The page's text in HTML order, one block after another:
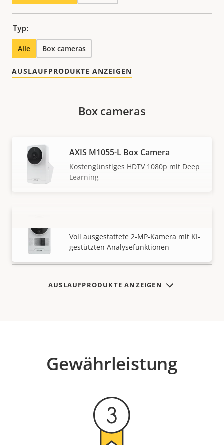
Typ:
Alle Box cameras
AUSLAUFPRODUKTE ANZEIGEN
MEHR ANZEIGEN
Box cameras
AXIS M1055-L Box Camera
Kostengünstiges HDTV 1080p mit Deep
Learning
Voll ausgestattete 2-MP-Kamera mit KI-
gestützten Analysefunktionen
AUSLAUFPRODUKTE ANZEIGEN
Gewährleistung